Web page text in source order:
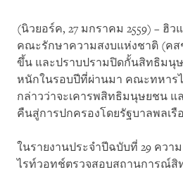
(นิวยอร์ค, 27 มกราคม 2559) – ฮิ
คณะรักษาความสงบแห่งชาติ (คส
ขึ้น และปราบปรามปิดกั้นสิทธิมนุ
หนักในรอบปีที่ผ่านมา คณะทหา
กล่าวว่าจะเคารพสิทธิมนุษยชน แ
คืนสู่การปกครองโดยรัฐบาลพลเรื
ในรายงานประจำปีฉบับที่ 29 ควา
ไรท์วอทช์ตรวจสอบสถานการณ์สิ